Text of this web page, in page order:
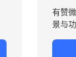
有赞
景与